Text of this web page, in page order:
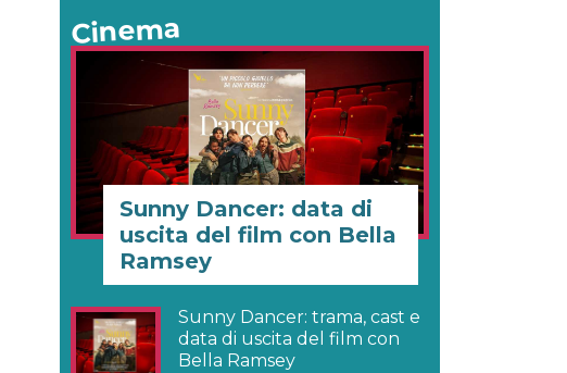
Cinema
Sunny Dancer: data di
uscita del film con Bella
Ramsey
Sunny Dancer: trama, cast e
data di uscita del film con
Bella Ramsey